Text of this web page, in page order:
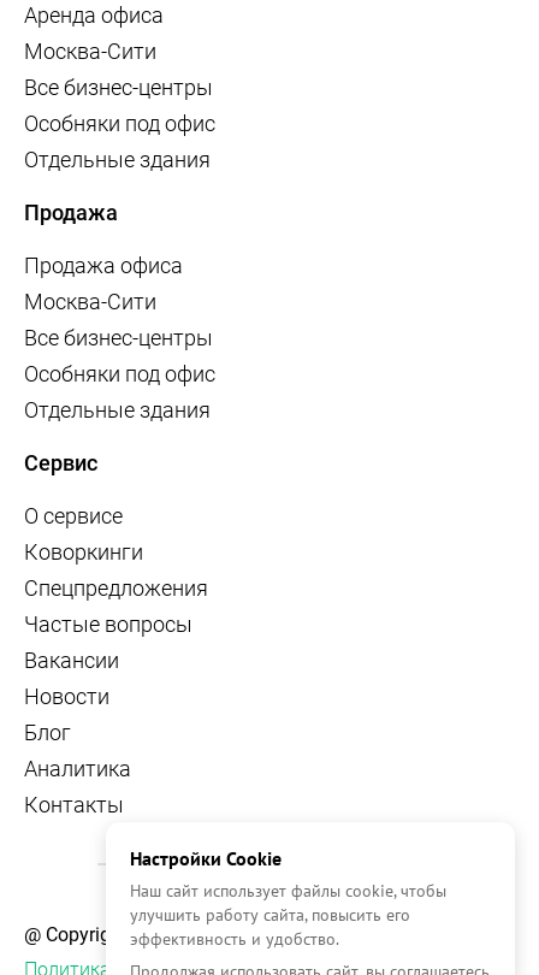
Аренда офиса
Москва-Сити
Все бизнес-центры
Особняки под офис
Отдельные здания
Продажа
Продажа офиса
Москва-Сити
Все бизнес-центры
Особняки под офис
Отдельные здания
Сервис
О сервисе
Коворкинги
Спецпредложения
Частые вопросы
Вакансии
Новости
Блог
Аналитика
Контакты
@ Copyright, 2026 OFFICE NAVIGATOR
Политика конфиденциальности
Настройки Cookie
Наш сайт использует файлы cookie, чтобы
улучшить работу сайта, повысить его
эффективность и удобство.